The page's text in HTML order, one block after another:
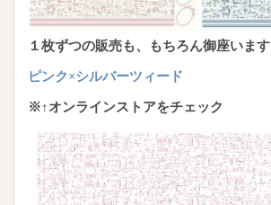
１枚ずつの販売も、もちろん御座います
ピンク×シルバーツィード
※↑オンラインストアをチェック